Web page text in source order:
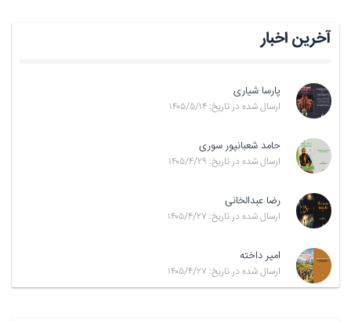
آخرین اخبار
پارسا شیاری
ارسال شده در تاریخ: ۱۴۰۵/۵/۱۴
حامد شعبانپور سوری
ارسال شده در تاریخ: ۱۴۰۵/۴/۲۹
رضا عبدالخانی
ارسال شده در تاریخ: ۱۴۰۵/۴/۲۷
امیر داخته
ارسال شده در تاریخ: ۱۴۰۵/۴/۲۷